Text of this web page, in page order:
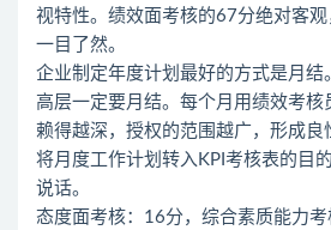
视特性。绩效面考核的67分绝对客观
一目了然。
企业制定年度计划最好的方式是月结
高层一定要月结。每个月用绩效考核
赖得越深，授权的范围越广，形成良
将月度工作计划转入KPI考核表的目
说话。
态度面考核：16分，综合素质能力